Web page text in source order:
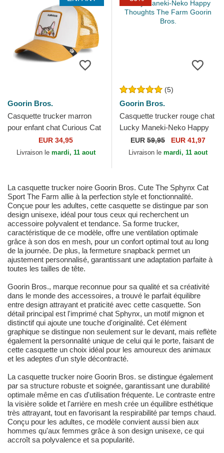
Goorin Bros.
Casquette trucker marron
pour enfant chat Curious Cat
Mini The Farm Goorin Bros.
EUR 34,95
Livraison le mardi, 11 aout
(5)
Goorin Bros.
Casquette trucker rouge chat
Lucky Maneki-Neko Happy
Thoughts The Farm Goorin
Bros.
EUR 59,95 EUR 41,97
Livraison le mardi, 11 aout
La casquette trucker noire Goorin Bros. Cute The Sphynx Cat
Sport The Farm allie à la perfection style et fonctionnalité.
Conçue pour les adultes, cette casquette se distingue par son
design unisexe, idéal pour tous ceux qui recherchent un
accessoire polyvalent et tendance. Sa forme trucker,
caractéristique de ce modèle, offre une ventilation optimale
grâce à son dos en mesh, pour un confort optimal tout au long
de la journée. De plus, la fermeture snapback permet un
ajustement personnalisé, garantissant une adaptation parfaite à
toutes les tailles de tête.
Goorin Bros., marque reconnue pour sa qualité et sa créativité
dans le monde des accessoires, a trouvé le parfait équilibre
entre design attrayant et praticité avec cette casquette. Son
détail principal est l'imprimé chat Sphynx, un motif mignon et
distinctif qui ajoute une touche d'originalité. Cet élément
graphique se distingue non seulement sur le devant, mais reflète
également la personnalité unique de celui qui le porte, faisant de
cette casquette un choix idéal pour les amoureux des animaux
et les adeptes d'un style décontracté.
La casquette trucker noire Goorin Bros. se distingue également
par sa structure robuste et soignée, garantissant une durabilité
optimale même en cas d'utilisation fréquente. Le contraste entre
la visière solide et l'arrière en mesh crée un équilibre esthétique
très attrayant, tout en favorisant la respirabilité par temps chaud.
Conçu pour les adultes, ce modèle convient aussi bien aux
hommes qu'aux femmes grâce à son design unisexe, ce qui
accroît sa polyvalence et sa popularité.